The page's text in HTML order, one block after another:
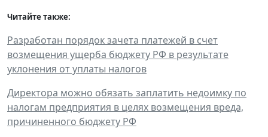
Читайте также:
Разработан порядок зачета платежей в счет
возмещения ущерба бюджету РФ в результате
уклонения от уплаты налогов
Директора можно обязать заплатить недоимку по
налогам предприятия в целях возмещения вреда,
причиненного бюджету РФ